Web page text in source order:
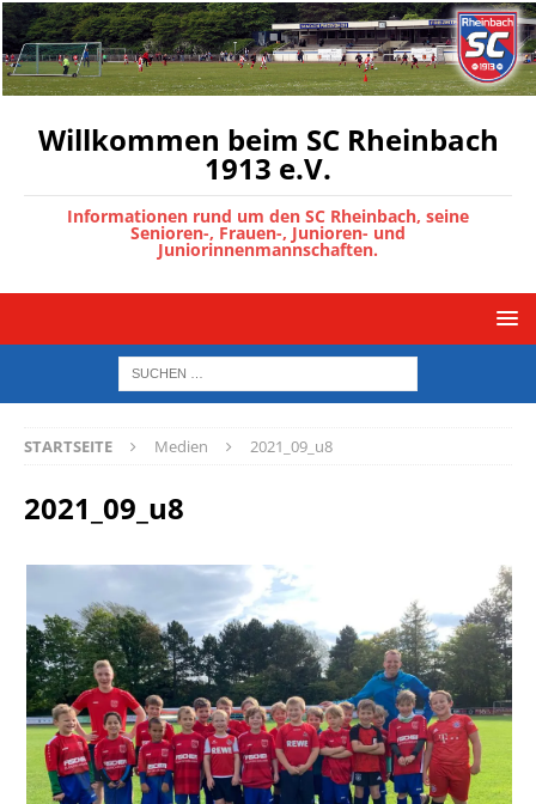
Willkommen beim SC Rheinbach
1913 e.V.
Informationen rund um den SC Rheinbach, seine
Senioren-, Frauen-, Junioren- und
Juniorinnenmannschaften.
STARTSEITE Medien 2021_09_u8
2021_09_u8